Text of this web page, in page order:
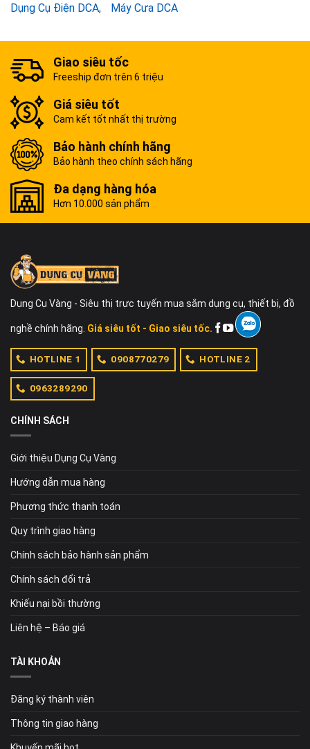
Dụng Cụ Điện DCA
Máy Cưa DCA
Giao siêu tốc
Freeship đơn trên 6 triệu
Giá siêu tốt
Cam kết tốt nhất thị trường
Bảo hành chính hãng
Bảo hành theo chính sách hãng
Đa dạng hàng hóa
Hơn 10.000 sản phẩm
Dụng Cụ Vàng - Siêu thị trực tuyến mua sắm dụng cụ, thiết bị, đồ
nghề chính hãng. Giá siêu tốt - Giao siêu tốc.
HOTLINE 1 0908770279 HOTLINE 2
0963289290
CHÍNH SÁCH
Giới thiệu Dụng Cụ Vàng
Hướng dẫn mua hàng
Phương thức thanh toán
Quy trình giao hàng
Chính sách bảo hành sản phẩm
Chính sách đổi trả
Khiếu nại bồi thường
Liên hệ – Báo giá
TÀI KHOẢN
Đăng ký thành viên
Thông tin giao hàng